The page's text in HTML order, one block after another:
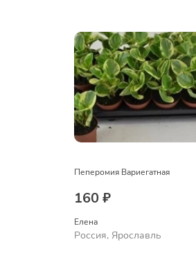
Пеперомия Вариегатная
160 ₽
Елена
Россия, Ярославль